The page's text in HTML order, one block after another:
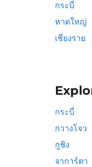
กระบี่
หาดใหญ่
เชียงราย
กระบี่
กวางโจว
กูชิง
จาการ์ตา